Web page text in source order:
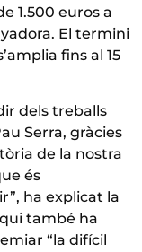
1.500 euros a
El termini
fins al 15
dels treballs
Serra, gràcies
de la nostra
és
ha explicat la
també ha
“la difícil